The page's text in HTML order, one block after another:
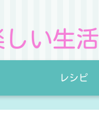
い生活
レシピ